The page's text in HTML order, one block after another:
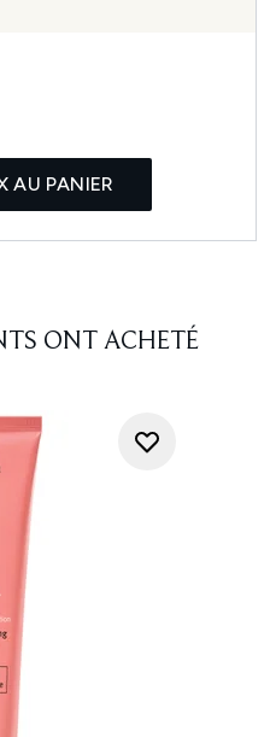
AU PANIER
ONT ACHETÉ